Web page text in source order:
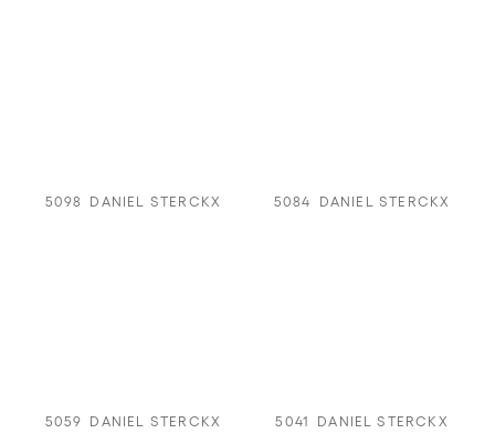
5098 DANIEL STERCKX 5084 DANIEL STERCKX
5059 DANIEL STERCKX 5041 DANIEL STERCKX